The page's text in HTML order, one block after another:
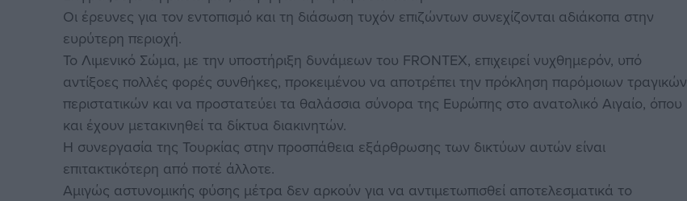
Οι έρευνες για τον εντοπισμό και τη διάσωση τυχόν επιζώντων συνεχίζονται αδιάκοπα στην
ευρύτερη περιοχή.
Το Λιμενικό Σώμα, με την υποστήριξη δυνάμεων του FRONTEX, επιχειρεί νυχθημερόν, υπό
αντίξοες πολλές φορές συνθήκες, προκειμένου να αποτρέπει την πρόκληση παρόμοιων τραγικών
περιστατικών και να προστατεύει τα θαλάσσια σύνορα της Ευρώπης στο ανατολικό Αιγαίο, όπου
και έχουν μετακινηθεί τα δίκτυα διακινητών.
Η συνεργασία της Τουρκίας στην προσπάθεια εξάρθρωσης των δικτύων αυτών είναι
επιτακτικότερη από ποτέ άλλοτε.
Αμιγώς αστυνομικής φύσης μέτρα δεν αρκούν για να αντιμετωπισθεί αποτελεσματικά το